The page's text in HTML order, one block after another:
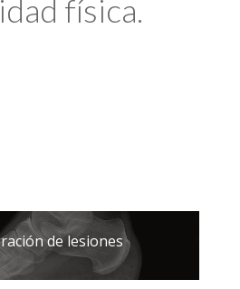
física.
de lesiones